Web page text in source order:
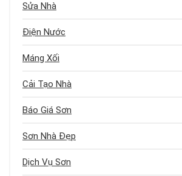
Sửa Nhà
Điện Nước
Máng Xối
Cải Tạo Nhà
Báo Giá Sơn
Sơn Nhà Đẹp
Dịch Vụ Sơn